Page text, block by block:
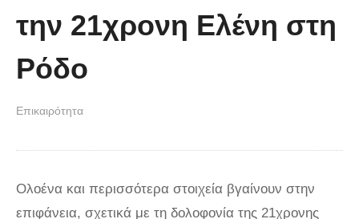
την 21χρονη Ελένη στη
Ρόδο
Επικαιρότητα
Ολοένα και περισσότερα στοιχεία βγαίνουν στην
επιφάνεια, σχετικά με τη δολοφονία της 21χρονης